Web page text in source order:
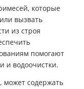
которые
вызвать
из строя
помогают
и водоочистки.
может содержать